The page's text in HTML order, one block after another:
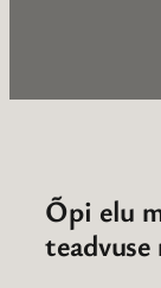
Õpi elu